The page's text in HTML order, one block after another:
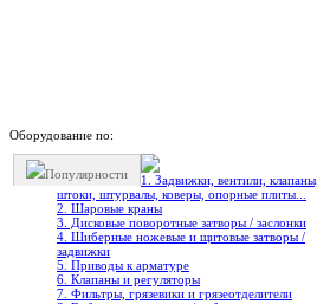
Оборудование по:
Популярности
1. Задвижки, вентили, клапаны,
штоки, штурвалы, коверы, опорные плиты...
2. Шаровые краны
3. Дисковые поворотные затворы / заслонки
4. Шиберные ножевые и щитовые затворы /
задвижки
5. Приводы к арматуре
6. Клапаны и регуляторы
7. Фильтры, грязевики и грязеотделители